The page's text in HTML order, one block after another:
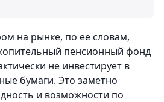
на рынке, по ее словам,
пенсионный фонд
не инвестирует в
бумаги. Это заметно
и возможности по